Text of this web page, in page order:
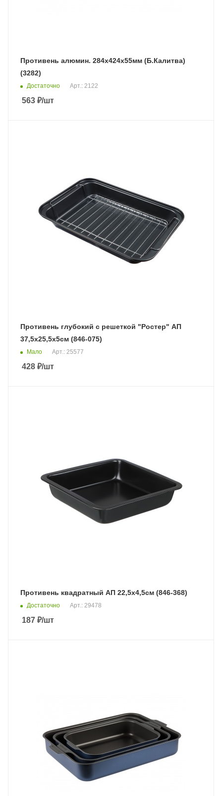
Противень алюмин. 284х424х55мм (Б.Калитва)
(3282)
Достаточно Арт.: 2122
563 ₽/шт
Противень глубокий с решеткой "Ростер" АП
37,5х25,5х5см (846-075)
Мало Арт.: 25577
428 ₽/шт
Противень квадратный АП 22,5х4,5см (846-368)
Достаточно Арт.: 29478
187 ₽/шт